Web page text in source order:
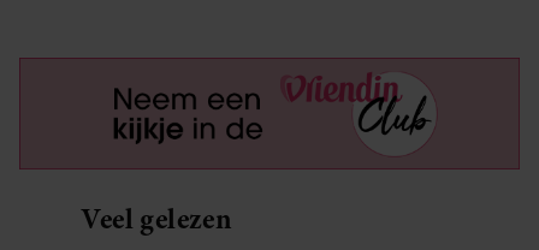
Veel gelezen